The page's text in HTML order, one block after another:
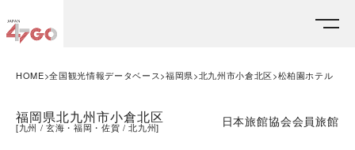
HOME 全国観光情報データベース 福岡県 北九州市小倉北区 松柏園ホテル
福岡県北九州市小倉北区
[九州 玄海・福岡・佐賀 北九州] 日本旅館協会会員旅館